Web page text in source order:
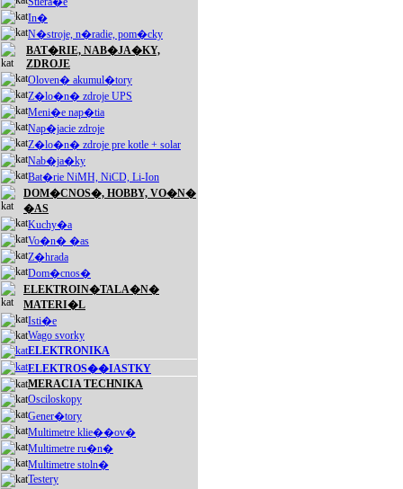
In�
N�stroje, n�radie, pom�cky
BAT�RIE, NAB�JA�KY,
ZDROJE
Oloven� akumul�tory
Z�lo�n� zdroje UPS
Meni�e nap�tia
Nap�jacie zdroje
Z�lo�n� zdroje pre kotle + solar
Nab�ja�ky
Bat�rie NiMH, NiCD, Li-Ion
DOM�CNOS�, HOBBY, VO�N�
�AS
Kuchy�a
Vo�n� �as
Z�hrada
Dom�cnos�
ELEKTROIN�TALA�N�
MATERI�L
Isti�e
Wago svorky
ELEKTRONIKA
ELEKTROS��IASTKY
MERACIA TECHNIKA
Osciloskopy
Gener�tory
Multimetre klie��ov�
Multimetre ru�n�
Multimetre stoln�
Testery